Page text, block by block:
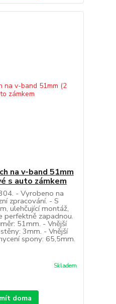
na v-band 51mm
s auto zámkem
- Vyrobeno na
zpracování. - S
ulehčující montáž,
perfektně zapadnou.
51mm. - Vnější
3mm. - Vnější
spony: 65,5mm.
Skladem
doma